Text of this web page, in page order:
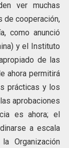
ver muchas
de cooperación,
como anunció
y el Instituto
de las
ahora permitirá
prácticas y los
aprobaciones
es ahora; el
a escala
Organización